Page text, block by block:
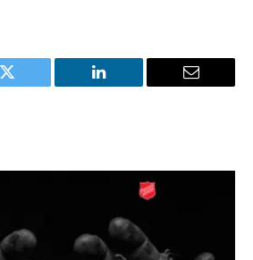
Twitter LinkedIn Email